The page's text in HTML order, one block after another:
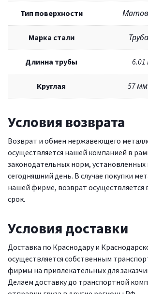
Тип поверхности
Марка стали
Длинна трубы
Круглая 57
Условия возврата
Возврат и обмен нержавеющего
осуществляется нашей компанией в
законодательных норм, установленных
сегодняшний день. В случае покупки
нашей фирме, возврат осуществляется
срок.
Условия доставки
Доставка по Краснодару и
осуществляется собственным
фирмы на привлекательных для
Делаем доставку до транспортной